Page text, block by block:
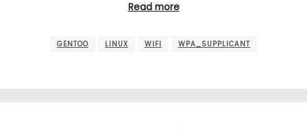
Read more
GENTOO LINUX WIFI WPA_SUPPLICANT